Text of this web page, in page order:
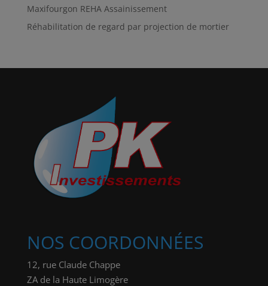
Maxifourgon REHA Assainissement
Réhabilitation de regard par projection de mortier
NOS COORDONNÉES
12, rue Claude Chappe
ZA de la Haute Limogère